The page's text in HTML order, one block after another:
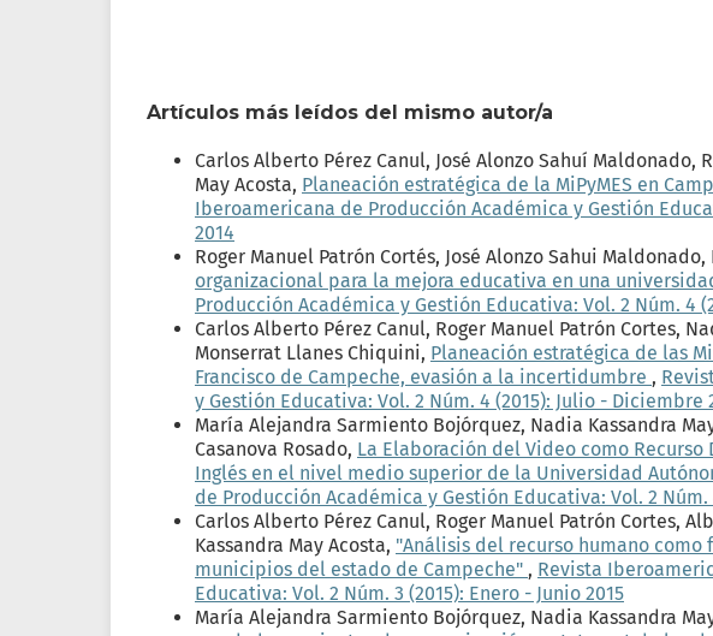
Artículos más leídos del mismo autor/a
Carlos Alberto Pérez Canul, José Alonzo Sahuí Maldonado,
May Acosta, Planeación estratégica de la MiPyMES en
Iberoamericana de Producción Académica y Gestión
2014
Roger Manuel Patrón Cortés, José Alonzo Sahui
organizacional para la mejora educativa en una
Producción Académica y Gestión Educativa: Vol. 2 Núm. 4
Carlos Alberto Pérez Canul, Roger Manuel Patrón Cortes,
Monserrat Llanes Chiquini, Planeación estratégica de las
Francisco de Campeche, evasión a la incertidumbre ,
y Gestión Educativa: Vol. 2 Núm. 4 (2015): Julio - Diciembre
María Alejandra Sarmiento Bojórquez, Nadia Kassandra
Casanova Rosado, La Elaboración del Video como
Inglés en el nivel medio superior de la Universidad
de Producción Académica y Gestión Educativa: Vol. 2
Carlos Alberto Pérez Canul, Roger Manuel Patrón Cortes,
Kassandra May Acosta, "Análisis del recurso humano
municipios del estado de Campeche" , Revista
Educativa: Vol. 2 Núm. 3 (2015): Enero - Junio 2015
María Alejandra Sarmiento Bojórquez, Nadia Kassandra